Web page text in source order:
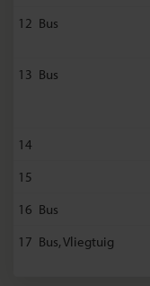
12 Bus
13 Bus
14
15
16 Bus
17 Bus, Vliegtuig